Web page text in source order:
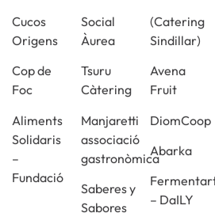
Cucos
Origens
Cop de
Foc
Aliments
Solidaris
–
Fundació
Social
Àurea
Tsuru
Càtering
Manjaretti
associació
gastronòmica
Saberes y
Sabores
(Catering
Sindillar)
Avena
Fruit
DiomCoop
Abarka
– DaILY